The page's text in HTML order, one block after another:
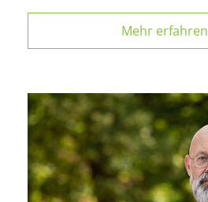
Mehr erfahren